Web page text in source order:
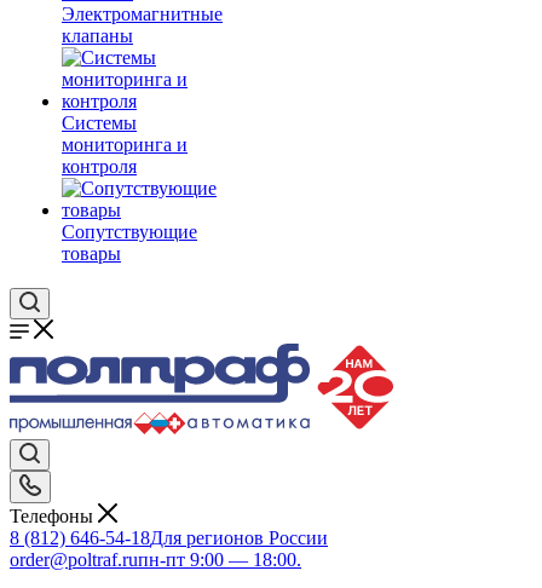
Электромагнитные
клапаны
Системы
мониторинга и
контроля
Сопутствующие
товары
Телефоны
8 (812) 646-54-18Для регионов России
order@poltraf.ruпн-пт 9:00 — 18:00.